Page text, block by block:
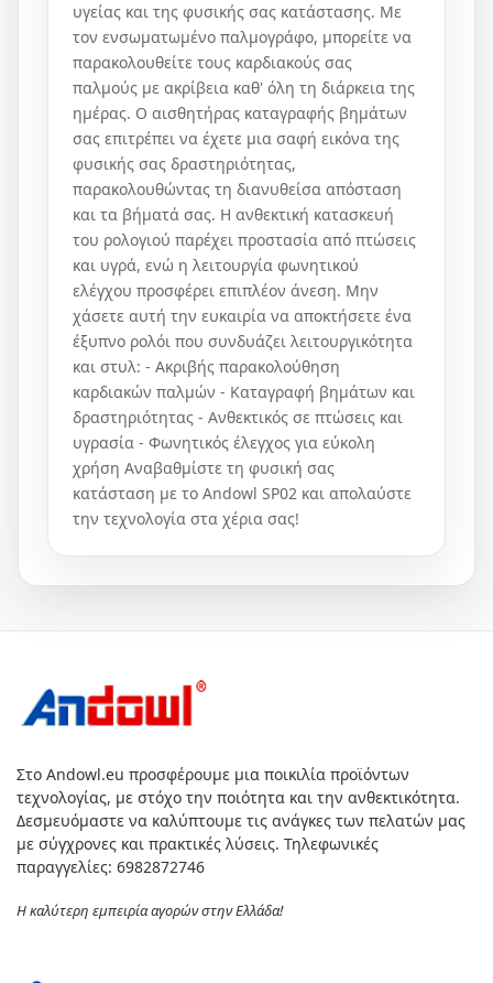
υγείας και της φυσικής σας κατάστασης. Με
τον ενσωματωμένο παλμογράφο, μπορείτε να
παρακολουθείτε τους καρδιακούς σας
παλμούς με ακρίβεια καθ' όλη τη διάρκεια της
ημέρας. Ο αισθητήρας καταγραφής βημάτων
σας επιτρέπει να έχετε μια σαφή εικόνα της
φυσικής σας δραστηριότητας,
παρακολουθώντας τη διανυθείσα απόσταση
και τα βήματά σας. Η ανθεκτική κατασκευή
του ρολογιού παρέχει προστασία από πτώσεις
και υγρά, ενώ η λειτουργία φωνητικού
ελέγχου προσφέρει επιπλέον άνεση. Μην
χάσετε αυτή την ευκαιρία να αποκτήσετε ένα
έξυπνο ρολόι που συνδυάζει λειτουργικότητα
και στυλ: - Ακριβής παρακολούθηση
καρδιακών παλμών - Καταγραφή βημάτων και
δραστηριότητας - Ανθεκτικός σε πτώσεις και
υγρασία - Φωνητικός έλεγχος για εύκολη
χρήση Αναβαθμίστε τη φυσική σας
κατάσταση με το Andowl SP02 και απολαύστε
την τεχνολογία στα χέρια σας!
Στο Andowl.eu προσφέρουμε μια ποικιλία προϊόντων
τεχνολογίας, με στόχο την ποιότητα και την ανθεκτικότητα.
Δεσμευόμαστε να καλύπτουμε τις ανάγκες των πελατών μας
με σύγχρονες και πρακτικές λύσεις. Τηλεφωνικές
παραγγελίες: 6982872746
Η καλύτερη εμπειρία αγορών στην Ελλάδα!